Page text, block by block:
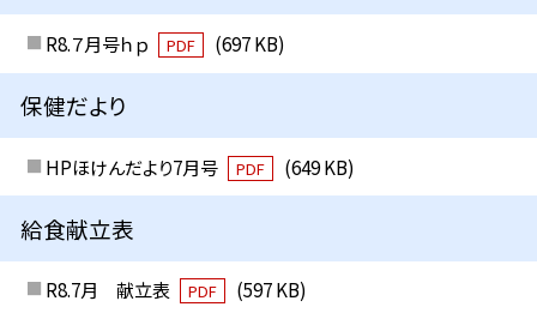
R8.７月号ｈｐ PDF (697 KB)
保健だより
HPほけんだより7月号 PDF (649 KB)
給食献立表
R8.7月 献立表 PDF
(597 KB)